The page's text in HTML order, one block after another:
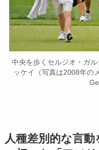
中央を歩くセルジオ・ガ
ッケイ（写真は2008年の
人種差別的な言